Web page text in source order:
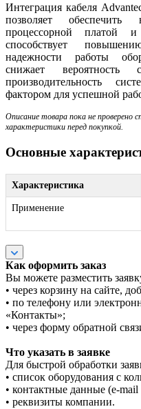
Интеграция кабеля
позволяет
процессорной платой
способствует
надежности работы
снижает
производительность
фактором для успешной
Описание товара пока не проверено
характеристики перед покупкой.
Основные
Характеристика
Применение
Как оформить заказ
Вы можете разместить
• через корзину на сайте,
• по телефону или
«Контакты»;
• через форму обратной
Что указать в заявке
Для быстрой обработки
• список оборудования с
• контактные данные (e-
• реквизиты компании.